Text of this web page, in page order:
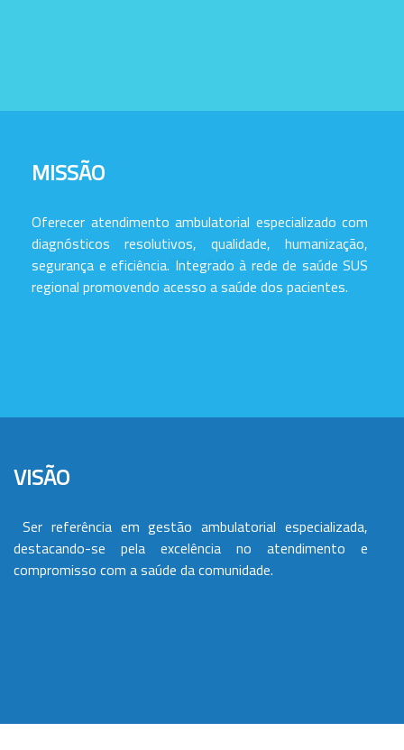
MISSÃO
Oferecer atendimento ambulatorial especializado com
diagnósticos resolutivos, qualidade, humanização,
segurança e eficiência. Integrado à rede de saúde SUS
regional promovendo acesso a saúde dos pacientes.
VISÃO
Ser referência em gestão ambulatorial especializada,
destacando-se pela excelência no atendimento e
compromisso com a saúde da comunidade.